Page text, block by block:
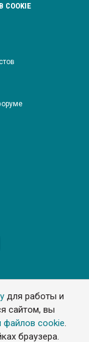
для работы и
сайтом, вы
файлов cookie.
браузера.
обязательной